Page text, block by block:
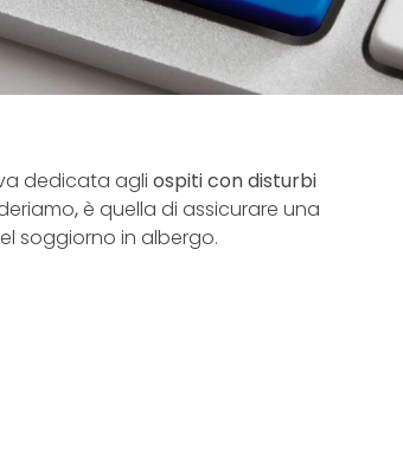
dedicata agli ospiti con disturbi
,è quella di assicurare una
soggiorno in albergo.